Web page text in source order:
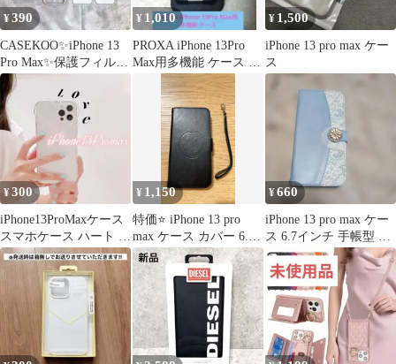
¥390
CASEKOO✨iPhone 13
Pro Max✨保護フィルム
【2枚】枠付き
¥ 1,010
PROXA iPhone 13Pro
Max用多機能 ケース -
スタンド付き
¥ 1,500
iPhone 13 pro max ケー
ス
¥300
iPhone13ProMaxケース
スマホケース ハート 韓
国 透明 推し活
¥ 1,150
特価⭐️ iPhone 13 pro
max ケース カバー 6.7
インチ
¥660
iPhone 13 pro max ケー
ス 6.7インチ 手帳型 ス
トラップ付き